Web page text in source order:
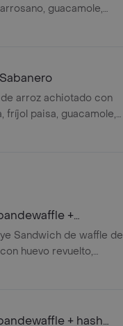
guacamole,
y un toque de cilantro.
arroz achiotado con
fríjol paisa, guacamole,
de cilantro.
+
Sandwich de waffle de
huevo revuelto,
tocineta crocante y
+ hash